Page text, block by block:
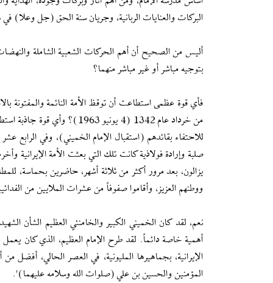
البركات والعنايات الربانية، وجريان سنة الحق (جل وعلا)
أليس من الصحيح أن أهم الحركات الشعبية الشاملة
بتوجيه مباشر أو غير مباشر منهما؟
فأي قوة عظمى استطاعت أن توقظ الأمة النائمة والمفتونة
يزالون، بعد مرور أكثر من ثلاثة أشهر، حاضرين بحماسة،
ووطنهم العزيز، وأقاموا صفوفاً من عشرات الملايين من
نعم، لقد كان الخميني الكبير والخامنئي العظيم الشأن
أهمية خاصة دائماً. لقد طرح الإمام العظيم، الذي كان
الإيرانية، بجماهيرها المليونية، في العصر الحالي،
المؤمنين والحسين بن علي (صلوات الله وسلامه عليهما)'.